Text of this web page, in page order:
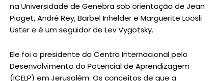
na Universidade de Genebra sob orientação de Jean
Piaget, André Rey, Barbel Inhelder e Marguerite Loosli
Uster e é um seguidor de Lev Vygotsky.
Ele foi o presidente do Centro Internacional pelo
Desenvolvimento do Potencial de Aprendizagem
(ICELP) em Jerusalém. Os conceitos de que a